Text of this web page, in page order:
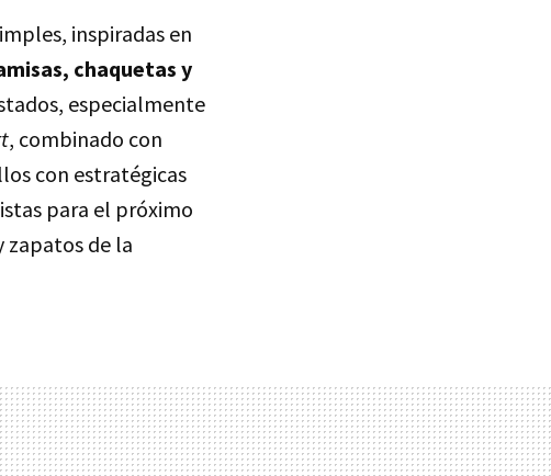
inspiradas en
chaquetas y
especialmente
, combinado con
con estratégicas
para el próximo
zapatos de la